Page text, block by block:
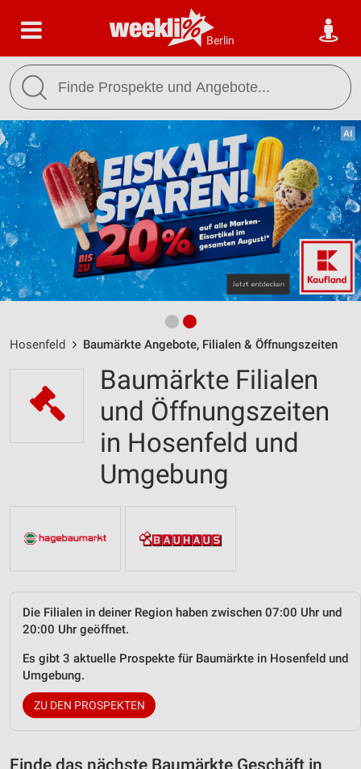
Berlin
Hosenfeld Baumärkte Angebote, Filialen & Öffnungszeiten
Baumärkte Filialen
und Öffnungszeiten
in Hosenfeld und
Umgebung
Die Filialen in deiner Region haben zwischen 07:00 Uhr und
20:00 Uhr geöffnet.
Es gibt 3 aktuelle Prospekte für Baumärkte in Hosenfeld und
Umgebung.
ZU DEN PROSPEKTEN
Finde das nächste Baumärkte Geschäft in